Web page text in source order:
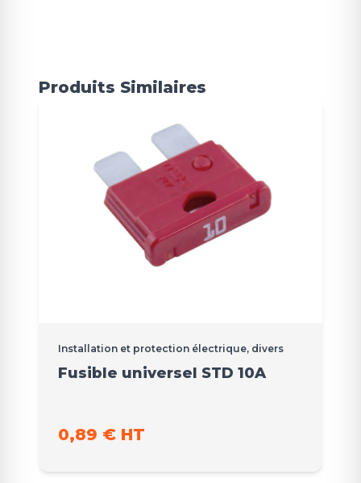
Produits Similaires
Installation et protection électrique, divers
Fusible universel STD 10A
0,89 € HT